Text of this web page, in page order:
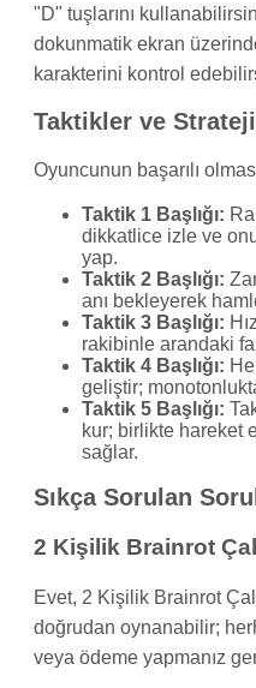
"D" tuşlarını
dokunmatik ekran
karakterini kontrol
Taktikler ve
Oyuncunun başarılı
Taktik 1 Başlığı:
dikkatlice izle ve
yap.
Taktik 2 Başlığı:
anı bekleyerek
Taktik 3 Başlığı:
rakibinle arandaki
Taktik 4 Başlığı:
geliştir;
Taktik 5 Başlığı:
kur; birlikte hareket
sağlar.
Sıkça Sorulan
2 Kişilik Brainrot
Evet, 2 Kişilik Brainrot
doğrudan oynanabilir;
veya ödeme yapmanız